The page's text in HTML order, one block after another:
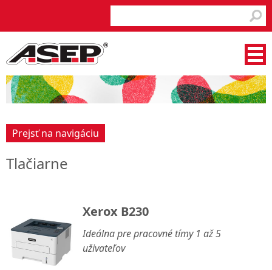
Prejsť na navigáciu
Tlačiarne
Xerox B230
Ideálna pre pracovné tímy 1 až 5
uživateľov